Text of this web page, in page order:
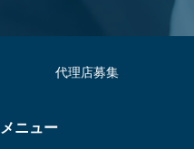
代理店募集
メニュー